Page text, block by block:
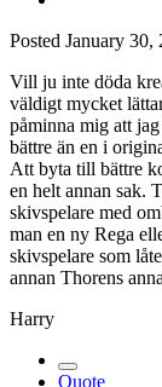
Posted January 30,
Vill ju inte döda
väldigt mycket
påminna mig att
bättre än en i
Att byta till bättre
en helt annan sak.
skivspelare med
man en ny Rega
skivspelare som
annan Thorens
Harry
Quote